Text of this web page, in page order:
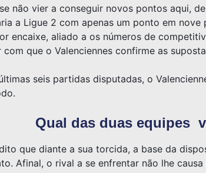
não vier a conseguir novos pontos aqui,
a Ligue 2 com apenas um ponto em
encaixe, aliado a os números de
com que o Valenciennes confirme as
seis partidas disputadas, o
Qual das duas equipes
que diante a sua torcida, a base da
Afinal, o rival a se enfrentar não lhe